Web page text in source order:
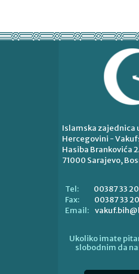
Islamska zajednica
Hercegovini -
Hasiba Brankovića
71000 Sarajevo,
Tel:
00387 33
Fax:
00387 33
Email:
Ukoliko imate
slobodnim da